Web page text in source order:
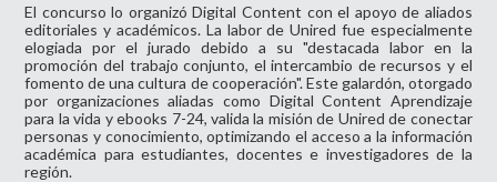
El concurso lo organizó Digital Content con el apoyo de aliados
editoriales y académicos. La labor de Unired fue especialmente
elogiada por el jurado debido a su "destacada labor en la
promoción del trabajo conjunto, el intercambio de recursos y el
fomento de una cultura de cooperación". Este galardón, otorgado
por organizaciones aliadas como Digital Content Aprendizaje
para la vida y ebooks 7-24, valida la misión de Unired de conectar
personas y conocimiento, optimizando el acceso a la información
académica para estudiantes, docentes e investigadores de la
región.